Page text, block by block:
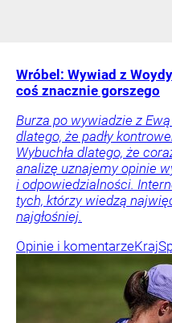
Wróbel: Wywiad z
coś znacznie gorszego
Burza po wywiadzie z Ewą
dlatego, że padły
Wybuchła dlatego, że
analizę uznajemy opinie
i odpowiedzialności.
tych, którzy wiedzą
najgłośniej.
Opinie i komentarzeKraj